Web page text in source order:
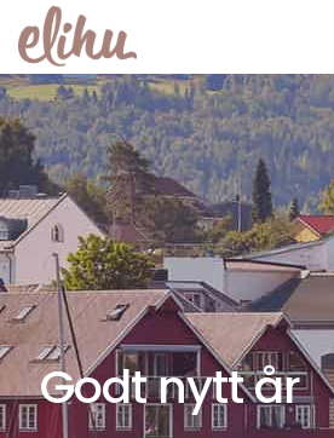
Godt nytt år